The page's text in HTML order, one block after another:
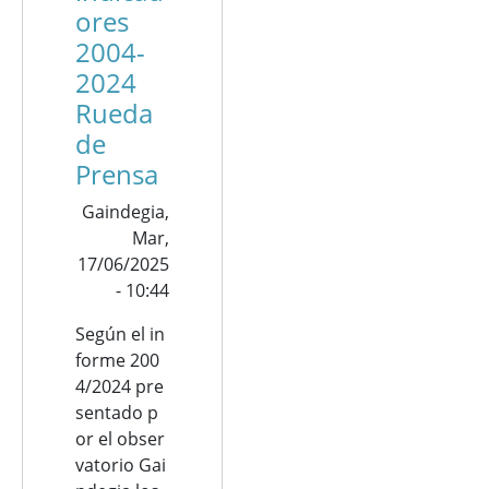
ores
2004-
2024
Rueda
de
Prensa
Gaindegia,
Mar,
17/06/2025
- 10:44
Según el in
forme200
4/2024 pre
sentado p
or el obser
vatorio Gai